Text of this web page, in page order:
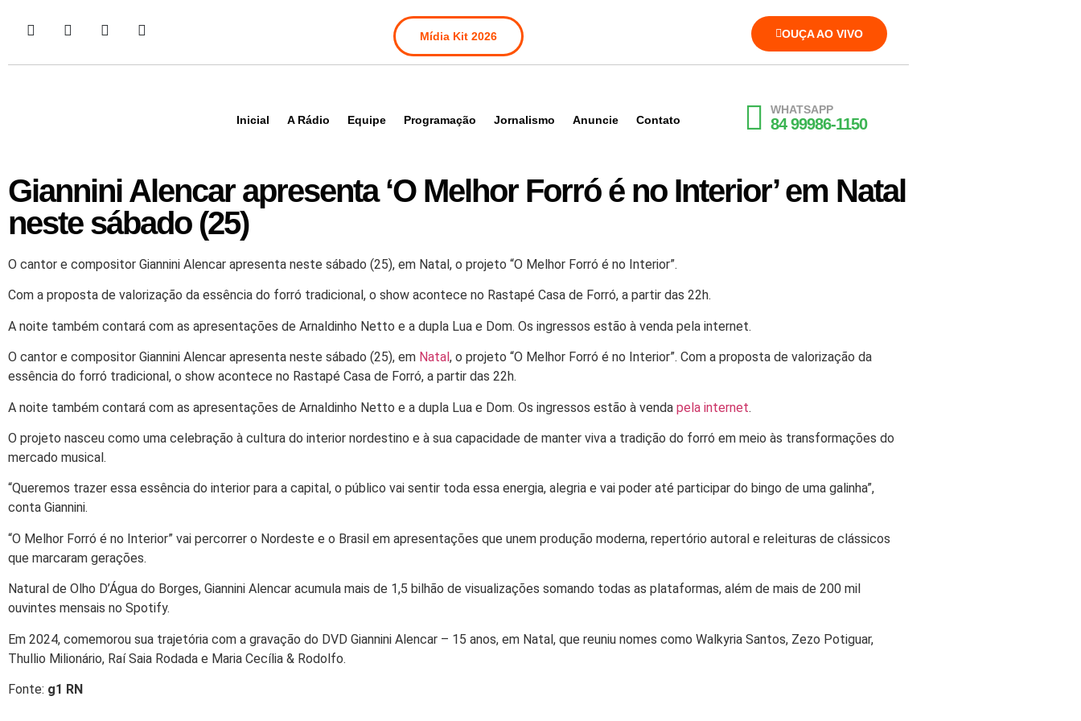
Mídia Kit 2026 OUÇA AO VIVO
Inicial A Rádio Equipe Programação Jornalismo Anuncie Contato
WHATSAPP
84 99986-1150
Giannini Alencar apresenta ‘O Melhor Forró é no Interior’ em Natal
neste sábado (25)
O cantor e compositor Giannini Alencar apresenta neste sábado (25), em Natal, o projeto “O Melhor Forró é no Interior”.
Com a proposta de valorização da essência do forró tradicional, o show acontece no Rastapé Casa de Forró, a partir das 22h.
A noite também contará com as apresentações de Arnaldinho Netto e a dupla Lua e Dom. Os ingressos estão à venda pela internet.
O cantor e compositor Giannini Alencar apresenta neste sábado (25), em Natal , o projeto “O Melhor Forró é no Interior”. Com a proposta de valorização da
essência do forró tradicional, o show acontece no Rastapé Casa de Forró, a partir das 22h.
A noite também contará com as apresentações de Arnaldinho Netto e a dupla Lua e Dom. Os ingressos estão à venda pela internet.
O projeto nasceu como uma celebração à cultura do interior nordestino e à sua capacidade de manter viva a tradição do forró em meio às transformações do
mercado musical.
“Queremos trazer essa essência do interior para a capital, o público vai sentir toda essa energia, alegria e vai poder até participar do bingo de uma galinha”,
conta Giannini.
“O Melhor Forró é no Interior” vai percorrer o Nordeste e o Brasil em apresentações que unem produção moderna, repertório autoral e releituras de clássicos
que marcaram gerações.
Natural de Olho D’Água do Borges, Giannini Alencar acumula mais de 1,5 bilhão de visualizações somando todas as plataformas, além de mais de 200 mil
ouvintes mensais no Spotify.
Em 2024, comemorou sua trajetória com a gravação do DVD Giannini Alencar – 15 anos, em Natal, que reuniu nomes como Walkyria Santos, Zezo Potiguar,
Thullio Milionário, Raí Saia Rodada e Maria Cecília & Rodolfo.
Fonte: g1 RN